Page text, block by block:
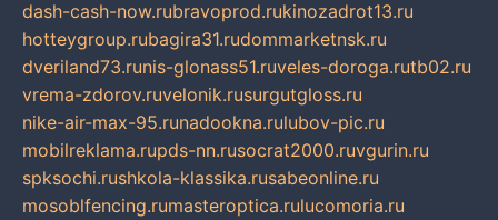
dash-cash-now.rubravoprod.rukinozadrot13.ru
hotteygroup.rubagira31.rudommarketnsk.ru
dveriland73.runis-glonass51.ruveles-doroga.rutb02.ru
vrema-zdorov.ruvelonik.rusurgutgloss.ru
nike-air-max-95.runadookna.rulubov-pic.ru
mobilreklama.rupds-nn.rusocrat2000.ruvgurin.ru
spksochi.rushkola-klassika.rusabeonline.ru
mosoblfencing.rumasteroptica.rulucomoria.ru